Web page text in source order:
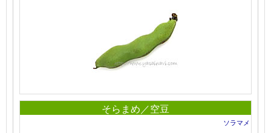
そらまめ／空豆
ソラマメ